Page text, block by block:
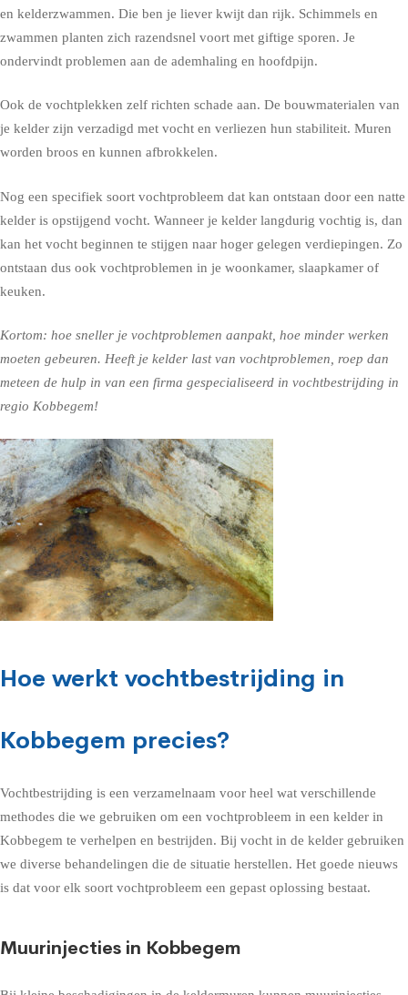
en kelderzwammen. Die ben je liever kwijt dan rijk. Schimmels en
zwammen planten zich razendsnel voort met giftige sporen. Je
ondervindt problemen aan de ademhaling en hoofdpijn.
Ook de vochtplekken zelf richten schade aan. De bouwmaterialen van
je kelder zijn verzadigd met vocht en verliezen hun stabiliteit. Muren
worden broos en kunnen afbrokkelen.
Nog een specifiek soort vochtprobleem dat kan ontstaan door een natte
kelder is opstijgend vocht. Wanneer je kelder langdurig vochtig is, dan
kan het vocht beginnen te stijgen naar hoger gelegen verdiepingen. Zo
ontstaan dus ook vochtproblemen in je woonkamer, slaapkamer of
keuken.
Kortom: hoe sneller je vochtproblemen aanpakt, hoe minder werken
moeten gebeuren. Heeft je kelder last van vochtproblemen, roep dan
meteen de hulp in van een firma gespecialiseerd in vochtbestrijding in
regio Kobbegem!
Hoe werkt vochtbestrijding in
Kobbegem precies?
Vochtbestrijding is een verzamelnaam voor heel wat verschillende
methodes die we gebruiken om een vochtprobleem in een kelder in
Kobbegem te verhelpen en bestrijden. Bij vocht in de kelder gebruiken
we diverse behandelingen die de situatie herstellen. Het goede nieuws
is dat voor elk soort vochtprobleem een gepast oplossing bestaat.
Muurinjecties in Kobbegem